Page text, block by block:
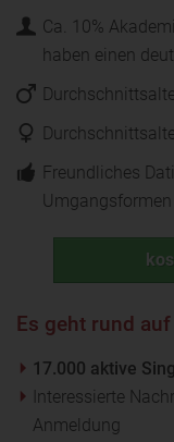
Ca. 10%
haben einen
Freundliches
Umgangsformen
Es geht rund
17.000 aktive
Interessierte
Anmeldung